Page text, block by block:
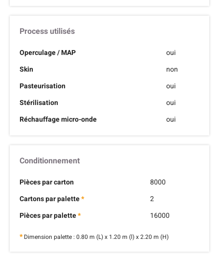
Process utilisés
Operculage / MAP
oui
Skin
non
Pasteurisation
oui
Stérilisation
oui
Réchauffage micro-onde
oui
Conditionnement
Pièces par carton
8000
Cartons par palette*
2
Pièces par palette* 16000
*Dimension palette : 0.80 m (L) x 1.20 m (l) x 2.20 m (H)